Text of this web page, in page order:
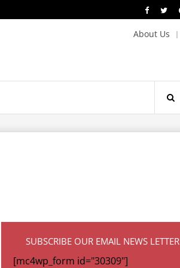
About Us
SUBSCRIBE OUR EMAIL NEWS LETTER
[mc4wp_form id="30309"]